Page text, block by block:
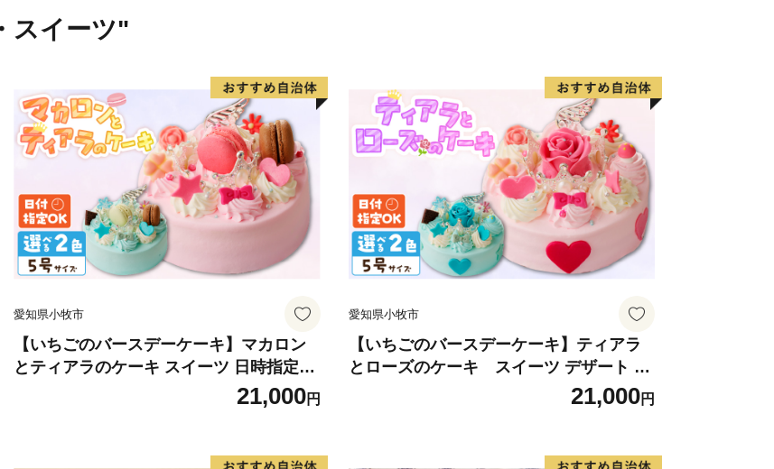
スイーツ"
愛知県小牧市
【いちごのバースデーケーキ】マカロン
とティアラのケーキ スイーツ 日時指定可
デザート 洋菓子 お取り寄せ 愛知県 小牧
市 送料無料 誕生日 クリスマス お祝い マ
21,000円
愛知県小牧市
【いちごのバースデーケーキ】ティアラ
とローズのケーキ スイーツ デザート 洋
菓子 お取り寄せ 愛知県 小牧市 送料無料
誕生日 クリスマス お祝い ばら 花 フラワ
21,000円